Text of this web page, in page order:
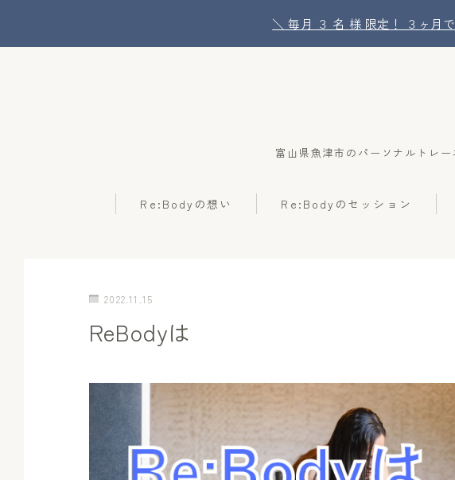
＼ 毎月 ３ 名 様 限定！ ３ヶ月
富山県魚津市のパーソナルトレ
Re:Bodyの想い Re:Bodyのセッション
プ
ア
2022.11.15
ReBodyは